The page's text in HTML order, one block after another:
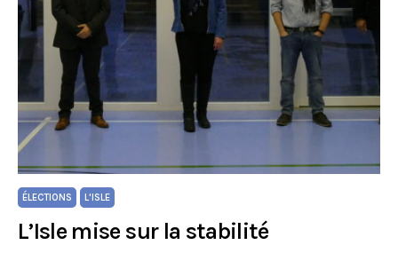
ÉLECTIONS L'ISLE
L’Isle mise sur la stabilité